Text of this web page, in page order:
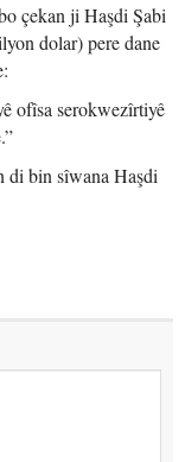
çekan ji Haşdi Şabi
dolar) pere dane
ofîsa serokwezîrtiyê
di bin sîwana Haşdi